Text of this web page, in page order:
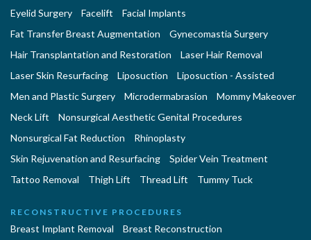
Eyelid Surgery
Facelift
Facial Implants
Fat Transfer Breast Augmentation
Gynecomastia Surgery
Hair Transplantation and Restoration
Laser Hair Removal
Laser Skin Resurfacing
Liposuction
Liposuction - Assisted
Men and Plastic Surgery
Microdermabrasion
Mommy Makeover
Neck Lift
Nonsurgical Aesthetic Genital Procedures
Nonsurgical Fat Reduction
Rhinoplasty
Skin Rejuvenation and Resurfacing
Spider Vein Treatment
Tattoo Removal
Thigh Lift Thread Lift Tummy Tuck
RECONSTRUCTIVE PROCEDURES
Breast Implant Removal
Breast Reconstruction